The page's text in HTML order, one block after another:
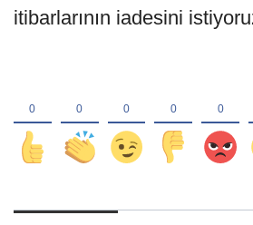
itibarlarının iadesini